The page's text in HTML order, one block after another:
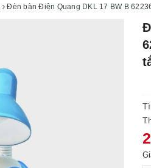
Đèn bàn Điện Quang DKL 17 BW B